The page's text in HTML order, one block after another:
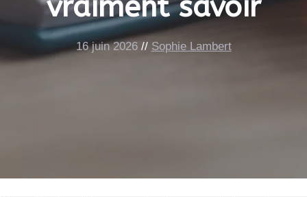
vraiment savoir
16 juin 2026 // Sophie Lambert